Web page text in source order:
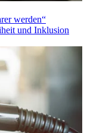
werden“
und Inklusion